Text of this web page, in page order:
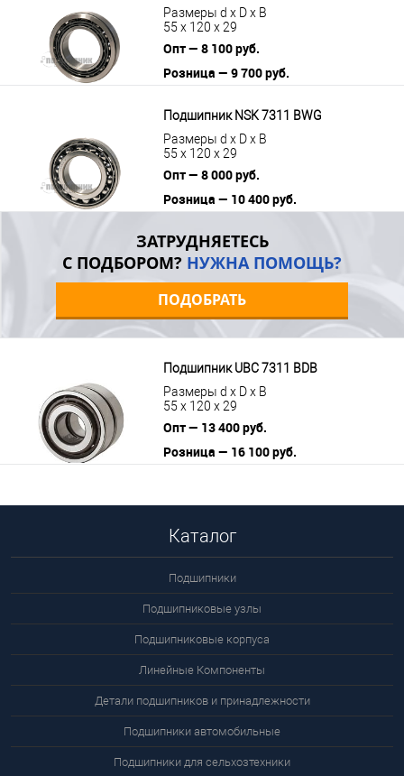
Размеры d x D x B
55 x 120 x 29
Опт — 8 100 руб.
Розница — 9 700 руб.
Подшипник NSK 7311 BWG
Размеры d x D x B
55 x 120 x 29
Опт — 8 000 руб.
Розница — 10 400 руб.
ЗАТРУДНЯЕТЕСЬ
С ПОДБОРОМ? НУЖНА ПОМОЩЬ?
ПОДОБРАТЬ
Подшипник UBC 7311 BDB
Размеры d x D x B
55 x 120 x 29
Опт — 13 400 руб.
Розница — 16 100 руб.
Каталог
Подшипники
Подшипниковые узлы
Подшипниковые корпуса
Линейные Компоненты
Детали подшипников и принадлежности
Подшипники автомобильные
Подшипники для сельхозтехники